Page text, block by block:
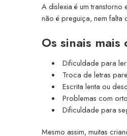
A dislexia é um
não é preguiça, nem falta
Os sinais mais
Dificuldade para
Troca de letras
Escrita lenta ou
Problemas com
Dificuldade para
Mesmo assim, muitas